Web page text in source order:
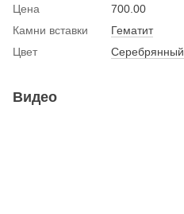
Цена
700.00
Камни вставки
Гематит
Цвет
Серебрянный
Видео